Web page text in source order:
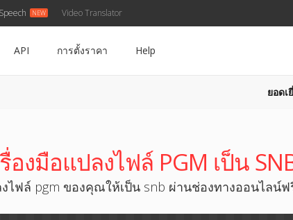
Video Translator
API การตั้งราคา Help
ยอดเ
องมือแปลงไฟล์ PGM เป็น
ไฟล์ pgm ของคุณให้เป็น snb ผ่านช่องทางออนไลน์ฟ